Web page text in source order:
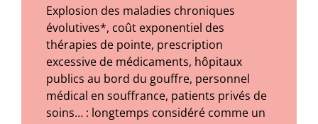
Explosion des maladies chroniques
évolutives*, coût exponentiel des
thérapies de pointe, prescription
excessive de médicaments, hôpitaux
publics au bord du gouffre, personnel
médical en souffrance, patients privés de
soins… : longtemps considéré comme un